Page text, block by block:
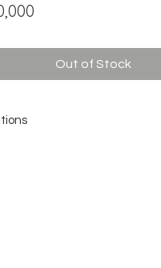
Out of Stock